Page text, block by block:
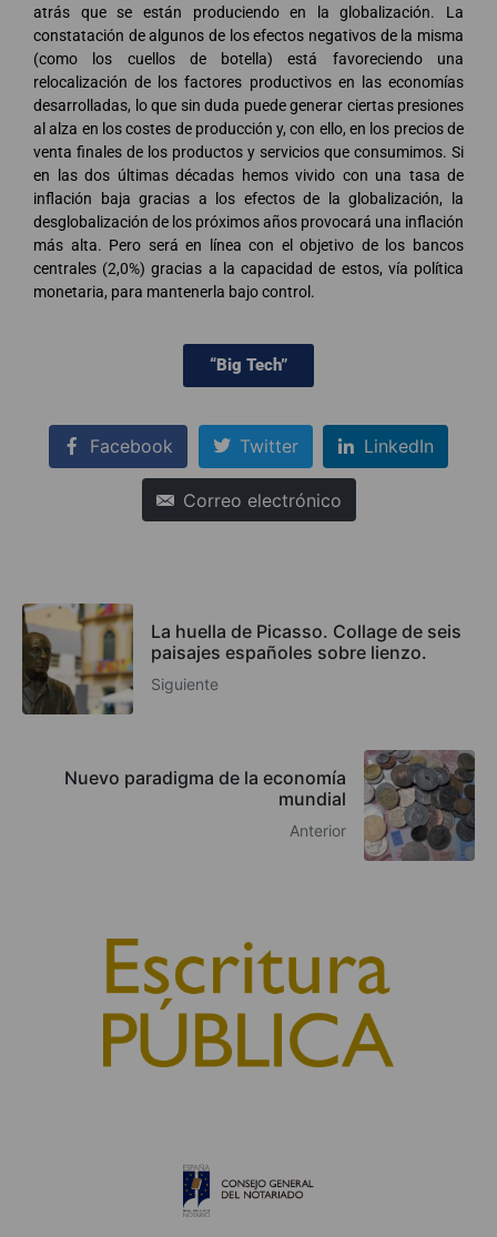
atrás que se están produciendo en la globalización. La
constatación de algunos de los efectos negativos de la misma
(como los cuellos de botella) está favoreciendo una
relocalización de los factores productivos en las economías
desarrolladas, lo que sin duda puede generar ciertas presiones
al alza en los costes de producción y, con ello, en los precios de
venta finales de los productos y servicios que consumimos. Si
en las dos últimas décadas hemos vivido con una tasa de
inflación baja gracias a los efectos de la globalización, la
desglobalización de los próximos años provocará una inflación
más alta. Pero será en línea con el objetivo de los bancos
centrales (2,0%) gracias a la capacidad de estos, vía política
monetaria, para mantenerla bajo control.
“Big Tech”
Facebook Twitter LinkedIn
Correo electrónico
La huella de Picasso. Collage de seis
paisajes españoles sobre lienzo.
Siguiente
Nuevo paradigma de la economía
mundial
Anterior